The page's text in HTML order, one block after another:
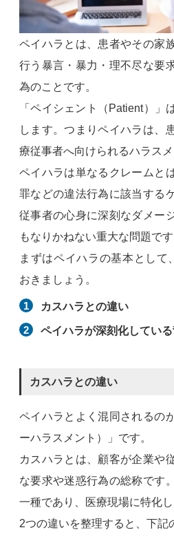
ペイハラとは、患者やその家
行う暴言・暴力・理不尽な要
為のことです。
「ペイシェント（Patient）」
します。つまりペイハラは、
療従事者へ向けられるハラス
ペイハラは単なるクレームと
罪などの違法行為に該当する
従事者の心身に深刻なダメー
もなりかねない重大な問題です
まずはペイハラの基本として
おきましょう。
カスハラとの違い
ペイハラが深刻化してい
カスハラとの違い
ペイハラとよく混同されるの
ーハラスメント）」です。
カスハラとは、顧客が企業や
な要求や迷惑行為の総称です
一種であり、医療現場に特化し
2つの違いを整理すると、下記